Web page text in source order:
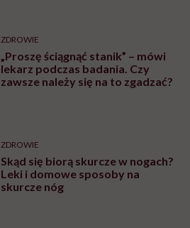
ZDROWIE
„Proszę ściągnąć stanik” – mówi
lekarz podczas badania. Czy
zawsze należy się na to zgadzać?
ZDROWIE
Skąd się biorą skurcze w nogach?
Leki i domowe sposoby na
skurcze nóg